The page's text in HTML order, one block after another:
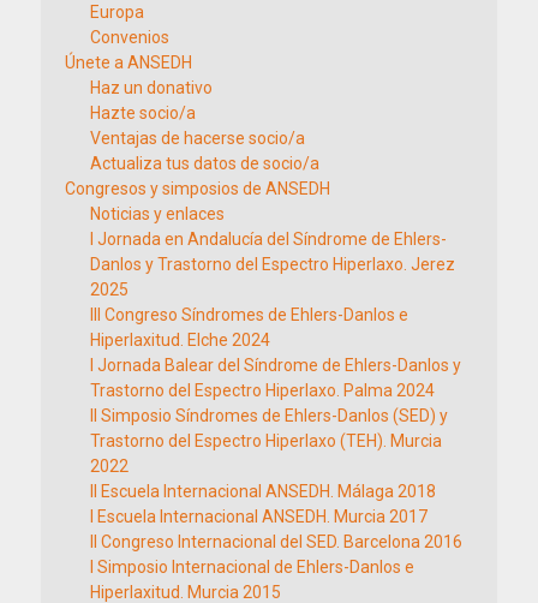
Europa
Convenios
Únete a ANSEDH
Haz un donativo
Hazte socio/a
Ventajas de hacerse socio/a
Actualiza tus datos de socio/a
Congresos y simposios de ANSEDH
Noticias y enlaces
I Jornada en Andalucía del Síndrome de Ehlers-
Danlos y Trastorno del Espectro Hiperlaxo. Jerez
2025
III Congreso Síndromes de Ehlers-Danlos e
Hiperlaxitud. Elche 2024
I Jornada Balear del Síndrome de Ehlers-Danlos y
Trastorno del Espectro Hiperlaxo. Palma 2024
II Simposio Síndromes de Ehlers-Danlos (SED) y
Trastorno del Espectro Hiperlaxo (TEH). Murcia
2022
II Escuela Internacional ANSEDH. Málaga 2018
I Escuela Internacional ANSEDH. Murcia 2017
II Congreso Internacional del SED. Barcelona 2016
I Simposio Internacional de Ehlers-Danlos e
Hiperlaxitud. Murcia 2015